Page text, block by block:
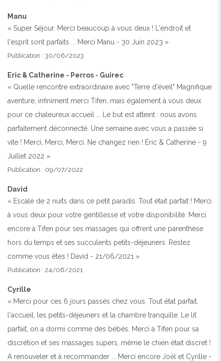
Manu
« Super Séjour. Merci beaucoup à vous deux ! L'endroit et
l'esprit sont parfaits ... Merci Manu - 30 Juin 2023 »
Publication : 30/06/2023
Eric & Catherine - Perros - Guirec
« Quelle rencontre extraordinaire avec "Terre d'éveil" Magnifique
aventure, infiniment merci Tifen, mais également à vous deux
pour ce chaleureux accueil ... Le but est atteint : nous avons
parfaitement déconnecté. Une semaine avec vous a passée si
vite ! Merci, Merci, Merci. Ne changez rien ! Éric & Catherine - 9
Juillet 2022 »
Publication : 09/07/2022
David
« Escale de 2 nuits dans ce petit paradis. Tout était parfait ! Merci
à vous deux pour votre gentillesse et votre disponibilité. Merci
encore à Tifen pour ses massages qui offrent une parenthèse
hors du temps et ses succulents petits-déjeuners. Restez
comme vous êtes ! David - 21/06/2021 »
Publication : 24/06/2021
Cyrille
« Merci pour ces 6 jours passés chez vous. Tout état parfait,
l'accueil, les petits-déjeuners et la chambre tranquille. Le lit
parfait, on a dormi comme des bébés. Merci à Tifen pour sa
discrétion et ses massages supers, même le chien était discret !
A renouveler et à recommander ... Merci encore Joël et Cyrille -